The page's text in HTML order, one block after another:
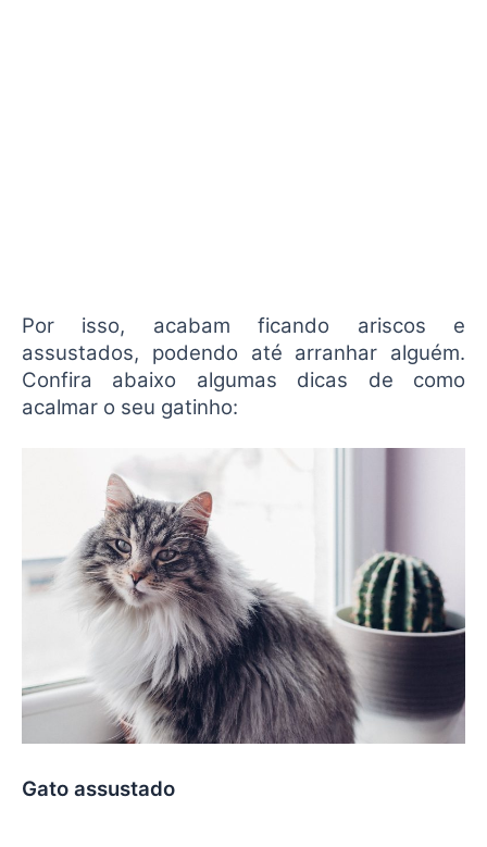
Por isso, acabam ficando ariscos e
assustados, podendo até arranhar alguém.
Confira abaixo algumas dicas de como
acalmar o seu gatinho:
Gato assustado